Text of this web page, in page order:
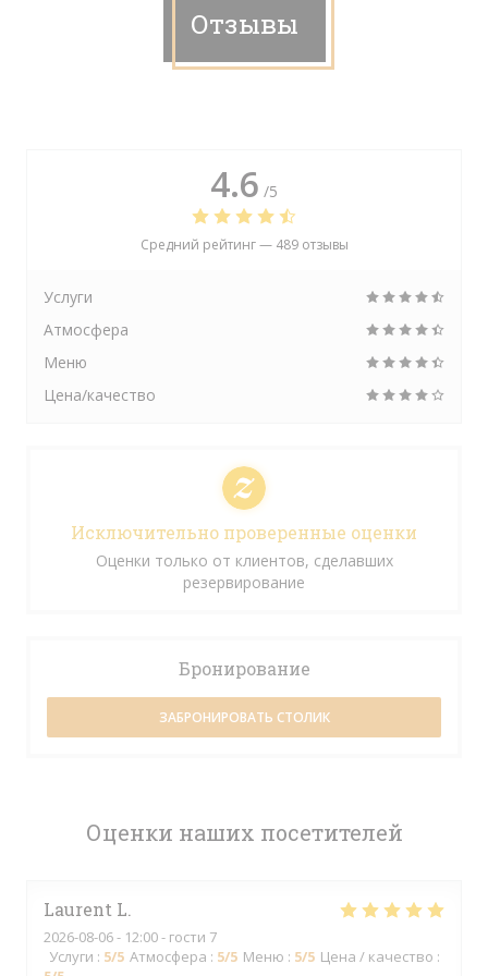
Отзывы
Оценки наших посетителей
Laurent L
2026-08-06- 12:00 - гости 7
Услуги : 5/5 Атмосфера : 5/5 Меню : 5/5 Цена / качество :
4.6 /5
Средний рейтинг — 489 отзывы
Услуги
Атмосфера
Меню
Цена/качество
Исключительно проверенные оценки
Оценки только от клиентов, сделавших
резервирование
Бронирование
ЗАБРОНИРОВАТЬ СТОЛИК